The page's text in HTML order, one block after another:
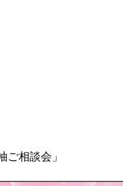
ご相談会」